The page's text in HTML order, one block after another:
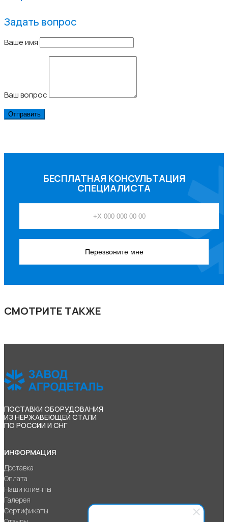
Задать вопрос
Ваше имя
Ваш вопрос
БЕСПЛАТНАЯ КОНСУЛЬТАЦИЯ
СПЕЦИАЛИСТА
Перезвоните мне
СМОТРИТЕ ТАКЖЕ
ПОСТАВКИ ОБОРУДОВАНИЯ
ИЗ НЕРЖАВЕЮЩЕЙ СТАЛИ
ПО РОССИИ И СНГ
ИНФОРМАЦИЯ
Доставка
Оплата
Наши клиенты
Галерея
Сертификаты